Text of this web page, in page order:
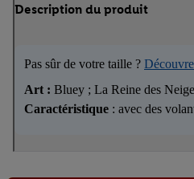
Description du produit
Pas sûr de votre taille ?
Art : Bluey ; La Reine des
Caractéristique : avec des